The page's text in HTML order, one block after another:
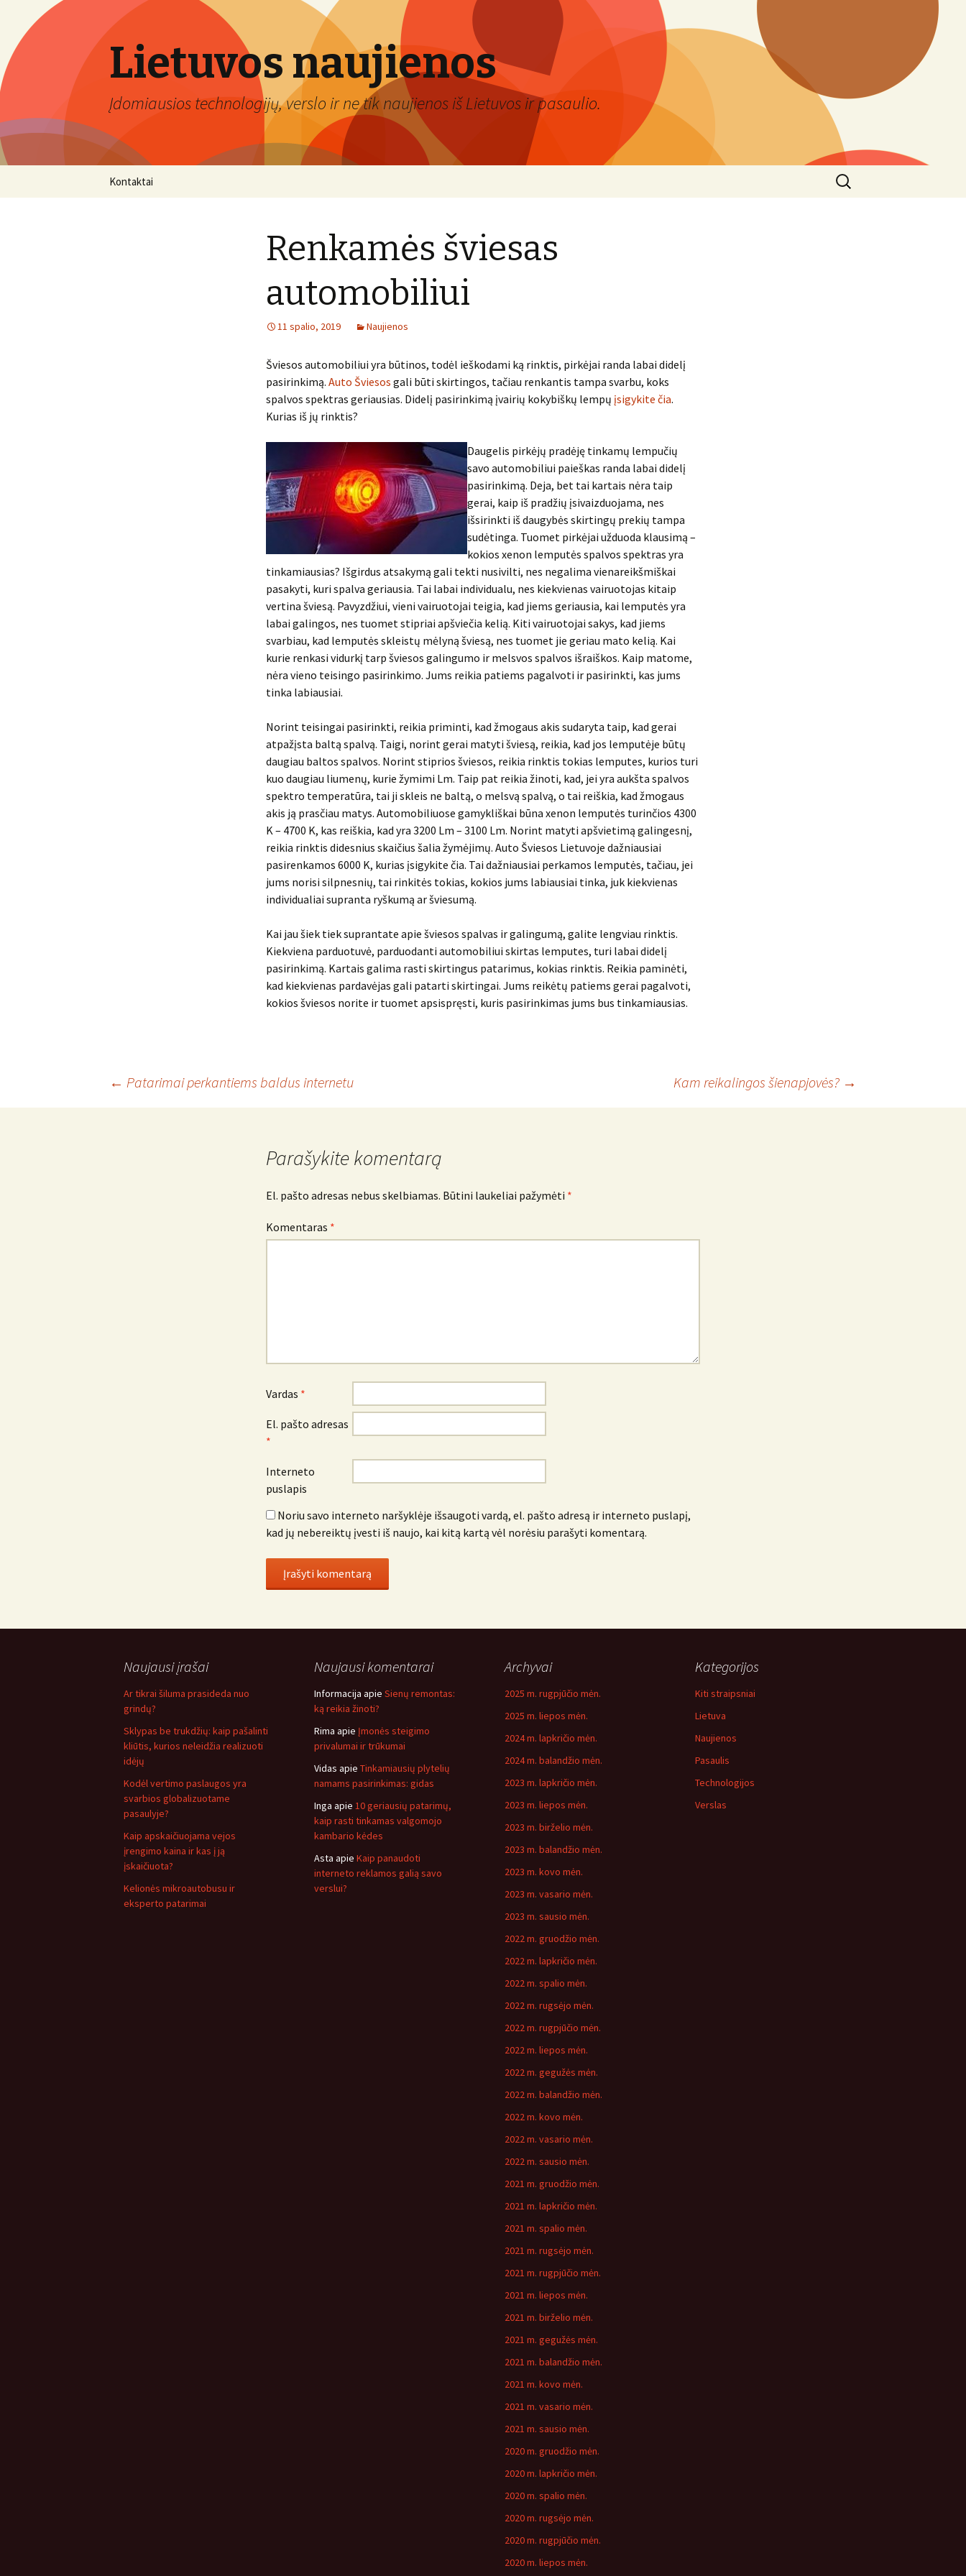
Lietuvos naujienos
Įdomiausios technologijų, verslo ir ne tik naujienos iš Lietuvos ir pasaulio.
Kontaktai
Ieškoti:
Renkamės šviesas
automobiliui
11 spalio, 2019 Naujienos
Šviesos automobiliui yra būtinos, todėl ieškodami ką rinktis, pirkėjai randa labai didelį
pasirinkimą. Auto Šviesos gali būti skirtingos, tačiau renkantis tampa svarbu, koks
spalvos spektras geriausias. Didelį pasirinkimą įvairių kokybiškų lempų įsigykite čia.
Kurias iš jų rinktis?
Daugelis pirkėjų pradėję tinkamų lempučių
savo automobiliui paieškas randa labai didelį
pasirinkimą. Deja, bet tai kartais nėra taip
gerai, kaip iš pradžių įsivaizduojama, nes
išsirinkti iš daugybės skirtingų prekių tampa
sudėtinga. Tuomet pirkėjai užduoda klausimą –
kokios xenon lemputės spalvos spektras yra
tinkamiausias? Išgirdus atsakymą gali tekti nusivilti, nes negalima vienareikšmiškai
pasakyti, kuri spalva geriausia. Tai labai individualu, nes kiekvienas vairuotojas kitaip
vertina šviesą. Pavyzdžiui, vieni vairuotojai teigia, kad jiems geriausia, kai lemputės yra
labai galingos, nes tuomet stipriai apšviečia kelią. Kiti vairuotojai sakys, kad jiems
svarbiau, kad lemputės skleistų mėlyną šviesą, nes tuomet jie geriau mato kelią. Kai
kurie renkasi vidurkį tarp šviesos galingumo ir melsvos spalvos išraiškos. Kaip matome,
nėra vieno teisingo pasirinkimo. Jums reikia patiems pagalvoti ir pasirinkti, kas jums
tinka labiausiai.
Norint teisingai pasirinkti, reikia priminti, kad žmogaus akis sudaryta taip, kad gerai
atpažįsta baltą spalvą. Taigi, norint gerai matyti šviesą, reikia, kad jos lemputėje būtų
daugiau baltos spalvos. Norint stiprios šviesos, reikia rinktis tokias lemputes, kurios turi
kuo daugiau liumenų, kurie žymimi Lm. Taip pat reikia žinoti, kad, jei yra aukšta spalvos
spektro temperatūra, tai ji skleis ne baltą, o melsvą spalvą, o tai reiškia, kad žmogaus
akis ją prasčiau matys. Automobiliuose gamykliškai būna xenon lemputės turinčios 4300
K – 4700 K, kas reiškia, kad yra 3200 Lm – 3100 Lm. Norint matyti apšvietimą galingesnį,
reikia rinktis didesnius skaičius šalia žymėjimų. Auto Šviesos Lietuvoje dažniausiai
pasirenkamos 6000 K, kurias įsigykite čia. Tai dažniausiai perkamos lemputės, tačiau, jei
jums norisi silpnesnių, tai rinkitės tokias, kokios jums labiausiai tinka, juk kiekvienas
individualiai supranta ryškumą ar šviesumą.
Kai jau šiek tiek suprantate apie šviesos spalvas ir galingumą, galite lengviau rinktis.
Kiekviena parduotuvė, parduodanti automobiliui skirtas lemputes, turi labai didelį
pasirinkimą. Kartais galima rasti skirtingus patarimus, kokias rinktis. Reikia paminėti,
kad kiekvienas pardavėjas gali patarti skirtingai. Jums reikėtų patiems gerai pagalvoti,
kokios šviesos norite ir tuomet apsispręsti, kuris pasirinkimas jums bus tinkamiausias.
← Patarimai perkantiems baldus internetu Kam reikalingos šienapjovės? →
Parašykite komentarą
El. pašto adresas nebus skelbiamas. Būtini laukeliai pažymėti *
Komentaras *
Vardas *
El. pašto adresas
*
Interneto
puslapis
Noriu savo interneto naršyklėje išsaugoti vardą, el. pašto adresą ir interneto puslapį,
kad jų nebereiktų įvesti iš naujo, kai kitą kartą vėl norėsiu parašyti komentarą.
Naujausi įrašai
Ar tikrai šiluma prasideda nuo
grindų?
Sklypas be trukdžių: kaip pašalinti
kliūtis, kurios neleidžia realizuoti
idėjų
Kodėl vertimo paslaugos yra
svarbios globalizuotame
pasaulyje?
Kaip apskaičiuojama vejos
įrengimo kaina ir kas į ją
įskaičiuota?
Kelionės mikroautobusu ir
eksperto patarimai
Naujausi komentarai
Informacija apie Sienų remontas:
ką reikia žinoti?
Rima apie Įmonės steigimo
privalumai ir trūkumai
Vidas apie Tinkamiausių plytelių
namams pasirinkimas: gidas
Inga apie 10 geriausių patarimų,
kaip rasti tinkamas valgomojo
kambario kėdes
Asta apie Kaip panaudoti
interneto reklamos galią savo
verslui?
Archyvai
2025 m. rugpjūčio mėn.
2025 m. liepos mėn.
2024 m. lapkričio mėn.
2024 m. balandžio mėn.
2023 m. lapkričio mėn.
2023 m. liepos mėn.
2023 m. birželio mėn.
2023 m. balandžio mėn.
2023 m. kovo mėn.
2023 m. vasario mėn.
2023 m. sausio mėn.
2022 m. gruodžio mėn.
2022 m. lapkričio mėn.
2022 m. spalio mėn.
2022 m. rugsėjo mėn.
2022 m. rugpjūčio mėn.
2022 m. liepos mėn.
2022 m. gegužės mėn.
2022 m. balandžio mėn.
2022 m. kovo mėn.
2022 m. vasario mėn.
2022 m. sausio mėn.
2021 m. gruodžio mėn.
2021 m. lapkričio mėn.
2021 m. spalio mėn.
2021 m. rugsėjo mėn.
2021 m. rugpjūčio mėn.
2021 m. liepos mėn.
2021 m. birželio mėn.
2021 m. gegužės mėn.
2021 m. balandžio mėn.
2021 m. kovo mėn.
2021 m. vasario mėn.
2021 m. sausio mėn.
2020 m. gruodžio mėn.
2020 m. lapkričio mėn.
2020 m. spalio mėn.
2020 m. rugsėjo mėn.
2020 m. rugpjūčio mėn.
2020 m. liepos mėn.
Kategorijos
Kiti straipsniai
Lietuva
Naujienos
Pasaulis
Technologijos
Verslas